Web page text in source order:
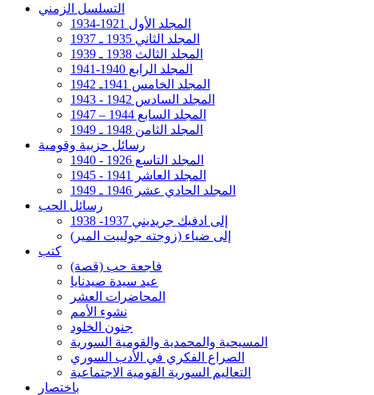
التسلسل الزمني
المجلد الأول 1921-1934
المجلد الثاني 1935 ـ 1937
المجلد الثالث 1938 ـ 1939
المجلد الرابع 1940-1941
المجلد الخامس 1941ـ 1942
المجلد السادس 1942 - 1943
المجلد السابع 1944 – 1947
المجلد الثامن 1948 ـ 1949
رسائل حزبية وقومية
المجلد التاسع 1926 - 1940
المجلد العاشر 1941 - 1945
المجلد الحادي عشر 1946 ـ 1949
رسائل الحب
إلى ادفيك جريديني 1937- 1938
إلى ضياء (زوجته جولييت المير)
كتب
فاجعة حب (قصة)
عيد سيدة صيدنايا
المحاضرات العشر
نشوء الأمم
جنون الخلود
المسيحية والمحمدية والقومية السورية
الصراع الفكري في الأدب السوري
التعاليم السورية القومية الاجتماعية
باختصار